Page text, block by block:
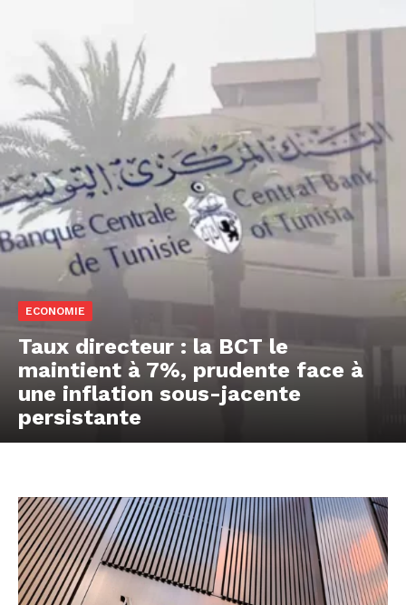
ECONOMIE
Taux directeur : la BCT le
maintient à 7%, prudente face à
une inflation sous-jacente
persistante